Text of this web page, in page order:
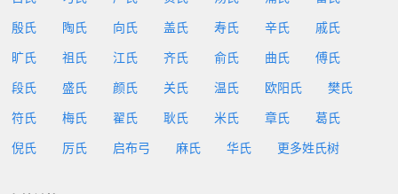
殷氏 陶氏 向氏 盖氏 寿氏 辛氏 戚氏
旷氏 祖氏 江氏 齐氏 俞氏 曲氏 傅氏
段氏 盛氏 颜氏 关氏 温氏 欧阳氏 樊氏
符氏 梅氏 翟氏 耿氏 米氏 章氏 葛氏
倪氏 厉氏 启布弓 麻氏 华氏 更多姓氏树